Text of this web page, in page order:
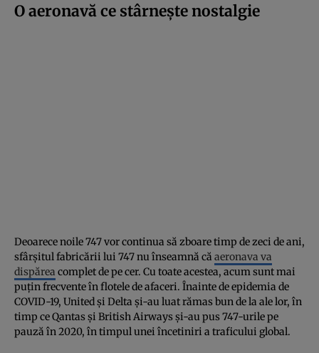
O aeronavă ce stârnește nostalgie
Deoarece noile 747 vor continua să zboare timp de zeci de ani,
sfârșitul fabricării lui 747 nu înseamnă că aeronava va
dispărea complet de pe cer. Cu toate acestea, acum sunt mai
puțin frecvente în flotele de afaceri. Înainte de epidemia de
COVID-19, United și Delta și-au luat rămas bun de la ale lor, în
timp ce Qantas și British Airways și-au pus 747-urile pe
pauză în 2020, în timpul unei încetiniri a traficului global.